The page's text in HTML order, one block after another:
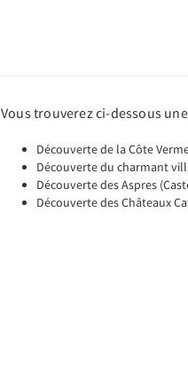
Vous trouverez ci-dessous
Découverte de la Côte
Découverte du charmant
Découverte des Aspres
Découverte des Châteaux